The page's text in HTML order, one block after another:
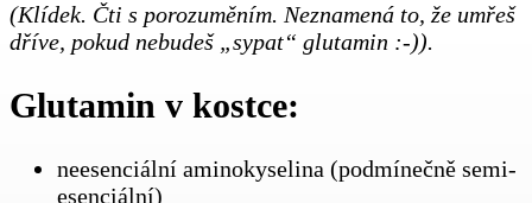
(Klídek. Čti s porozuměním. Neznamená to, že umřeš
dříve, pokud nebudeš „sypat“ glutamin :-)).
Glutamin v kostce:
neesenciální aminokyselina (podmínečně semi-
esenciální)